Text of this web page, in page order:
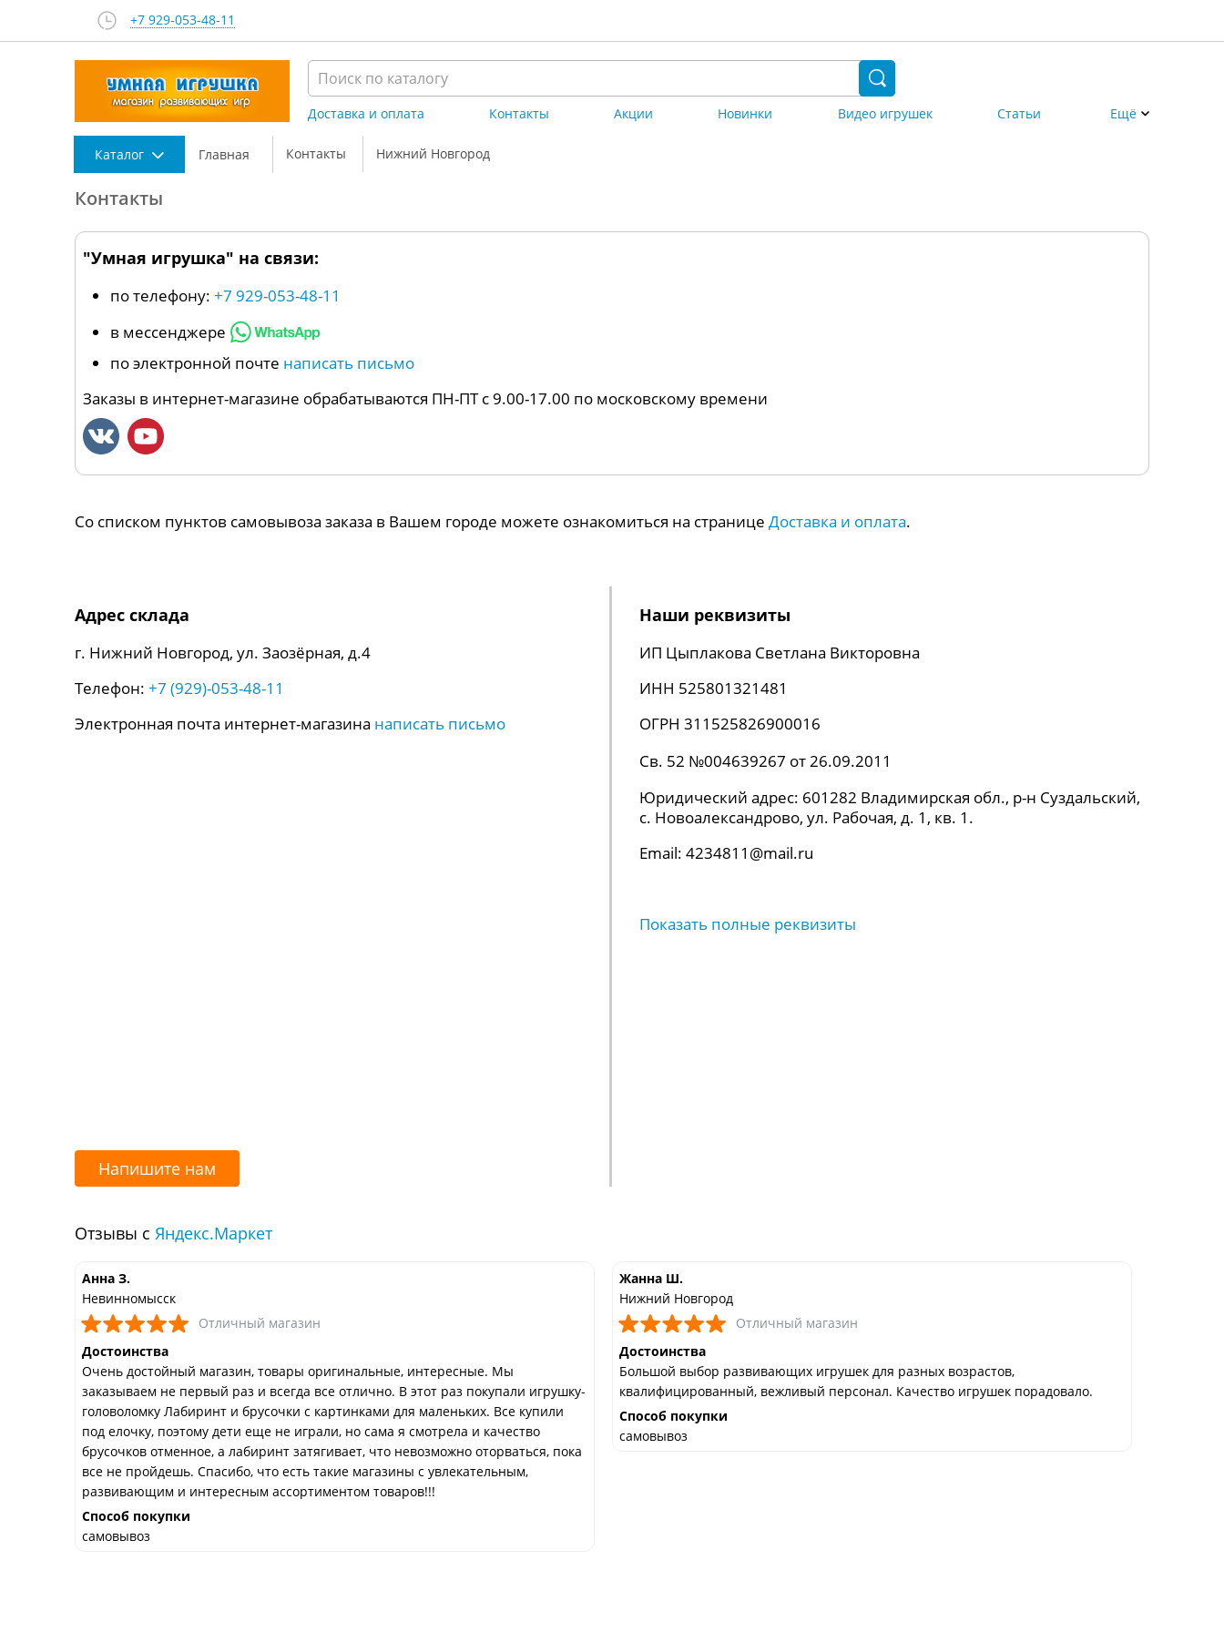
+7 929-053-48-11
Доставка и оплата Контакты Акции Новинки Видео игрушек Статьи Ещё
Каталог Главная Контакты Нижний Новгород
Контакты
"Умная игрушка" на связи:
по телефону: +7 929-053-48-11
в мессенджере
по электронной почте написать письмо
Заказы в интернет-магазине обрабатываются ПН-ПТ с 9.00-17.00 по московскому времени
Со списком пунктов самовывоза заказа в Вашем городе можете ознакомиться на странице Доставка и оплата.
Адрес склада
г. Нижний Новгород, ул. Заозёрная, д.4
Телефон: +7 (929)-053-48-11
Электронная почта интернет-магазина написать письмо
Напишите нам
Наши реквизиты
ИП Цыплакова Светлана Викторовна
ИНН 525801321481
ОГРН 311525826900016
Св. 52 №004639267 от 26.09.2011
Юридический адрес: 601282 Владимирская обл., р-н Суздальский,
с. Новоалександрово, ул. Рабочая, д. 1, кв. 1.
Email: 4234811@mail.ru
Показать полные реквизиты
Отзывы с Яндекс.Маркет
Анна З.
Невинномысск
Отличный магазин
Достоинства
Очень достойный магазин, товары оригинальные, интересные. Мы
заказываем не первый раз и всегда все отлично. В этот раз покупали игрушку-
головоломку Лабиринт и брусочки с картинками для маленьких. Все купили
под елочку, поэтому дети еще не играли, но сама я смотрела и качество
брусочков отменное, а лабиринт затягивает, что невозможно оторваться, пока
все не пройдешь. Спасибо, что есть такие магазины с увлекательным,
развивающим и интересным ассортиментом товаров!!!
Способ покупки
самовывоз
Жанна Ш.
Нижний Новгород
Отличный магазин
Достоинства
Большой выбор развивающих игрушек для разных возрастов,
квалифицированный, вежливый персонал. Качество игрушек порадовало.
Способ покупки
самовывоз